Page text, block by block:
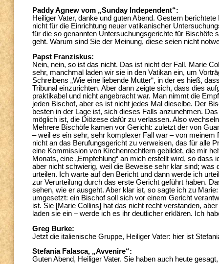
Paddy Agnew vom „Sunday Independent“:
Heiliger Vater, danke und guten Abend. Gestern
nicht für die Einrichtung neuer vatikanischer
für die so genannten Untersuchungsgerichte für Bischöfe
geht. Warum sind Sie der Meinung, diese seien nicht
Papst Franziskus:
Nein, nein, so ist das nicht. Das ist nicht der Fall. Marie
sehr, manchmal laden wir sie in den Vatikan ein, um
Schreibens „Wie eine liebende Mutter“, in der es hieß,
Tribunal einzurichten. Aber dann zeigte sich, dass dies
praktikabel und nicht angebracht war. Man nimmt die
jeden Bischof, aber es ist nicht jedes Mal dieselbe. Der
besten in der Lage ist, sich dieses Falls anzunehmen.
möglich ist, die Diözese dafür zu verlassen. Also
Mehrere Bischöfe kamen vor Gericht: zuletzt der von
– weil es ein sehr, sehr komplexer Fall war – von
nicht an das Berufungsgericht zu verweisen, das für alle
eine Kommission von Kirchenrechtlern gebildet, die mir
Monats, eine „Empfehlung“ an mich erstellt wird, so
aber nicht schwierig, weil die Beweise sehr klar sind;
urteilen. Ich warte auf den Bericht und dann werde ich
zur Verurteilung durch das erste Gericht geführt haben.
sehen, wie er ausgeht. Aber klar ist, so sagte ich zu
umgesetzt: ein Bischof soll sich vor einem Gericht
ist. Sie [Marie Collins] hat das nicht recht verstanden,
laden sie ein – werde ich es ihr deutlicher erklären. Ich
Greg Burke:
Jetzt die italienische Gruppe, Heiliger Vater: hier ist
Stefania Falasca, „Avvenire“:
Guten Abend, Heiliger Vater. Sie haben auch heute